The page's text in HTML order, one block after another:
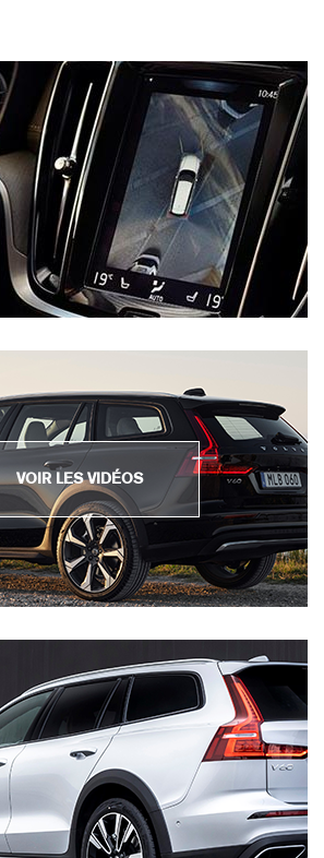
VOIR LES VIDÉOS